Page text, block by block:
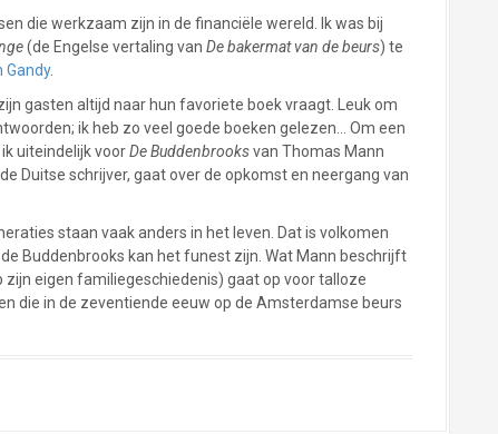
die werkzaam zijn in de financiële wereld. Ik was bij
(de Engelse vertaling van De bakermat van de beurs) te
Gandy.
gasten altijd naar hun favoriete boek vraagt. Leuk om
ik heb zo veel goede boeken gelezen… Om een
uiteindelijk voorDe Buddenbrooksvan Thomas Mann
Duitse schrijver, gaat over de opkomst en neergang van
staan vaak anders in het leven. Dat is volkomen
Buddenbrooks kan het funest zijn. Wat Mann beschrijft
eigen familiegeschiedenis) gaat op voor talloze
die in de zeventiende eeuw op de Amsterdamse beurs